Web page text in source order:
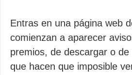
Entras en una página web
comienzan a aparecer
premios, de descargar o de
que hacen que imposible